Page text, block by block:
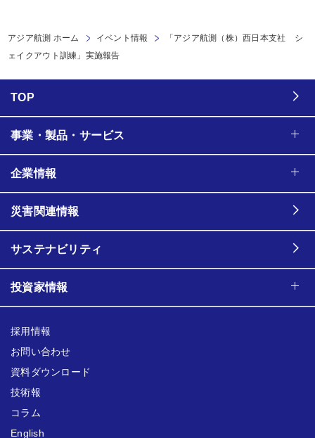
アジア航測 ホーム イベント情報
「アジア航測（株）西日本支社 シ
ェイクアウト訓練」実施報告
TOP
事業・製品・サービス
企業情報
災害関連情報
サステナビリティ
投資家情報
採用情報
お問い合わせ
資料ダウンロード
技術報
コラム
English